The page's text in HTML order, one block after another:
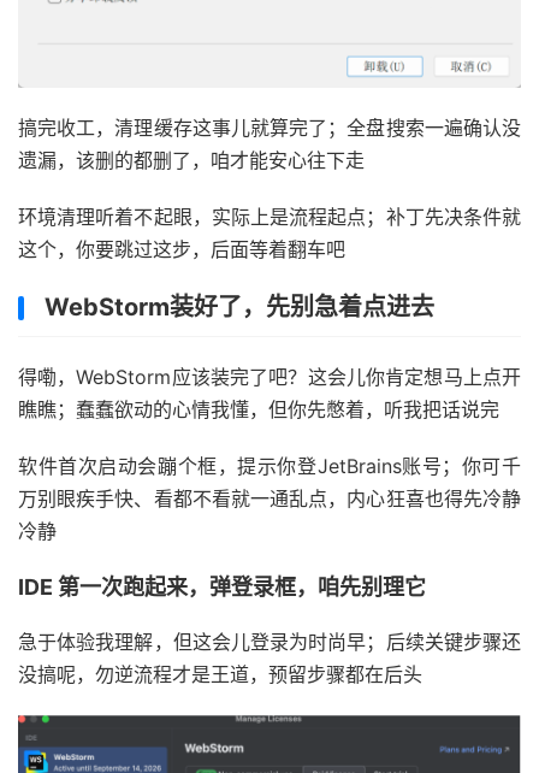
搞完收工，清理缓存这事儿就算完了；全盘搜索一遍确认没
遗漏，该删的都删了，咱才能安心往下走
环境清理听着不起眼，实际上是流程起点；补丁先决条件就
这个，你要跳过这步，后面等着翻车吧
WebStorm装好了，先别急着点进去
得嘞，WebStorm应该装完了吧？这会儿你肯定想马上点开
瞧瞧；蠢蠢欲动的心情我懂，但你先憋着，听我把话说完
软件首次启动会蹦个框，提示你登JetBrains账号；你可千
万别眼疾手快、看都不看就一通乱点，内心狂喜也得先冷静
冷静
IDE 第一次跑起来，弹登录框，咱先别理它
急于体验我理解，但这会儿登录为时尚早；后续关键步骤还
没搞呢，勿逆流程才是王道，预留步骤都在后头